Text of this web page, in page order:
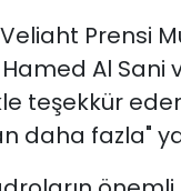
Prensi
Al Sani
teşekkür
daha fazla"